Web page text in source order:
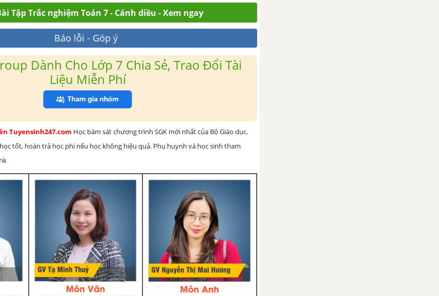
Tập Trắc nghiệm Toán 7 - Cánh diều - Xem ngay
Báo lỗi - Góp ý
Dành Cho Lớp 7 Chia Sẻ, Trao Đổi Tài
Liệu Miễn Phí
Tuyensinh247.com Học bám sát chương trình SGK mới nhất của Bộ Giáo dục.
tốt, hoàn trả học phí nếu học không hiệu quả. Phụ huynh và học sinh tham